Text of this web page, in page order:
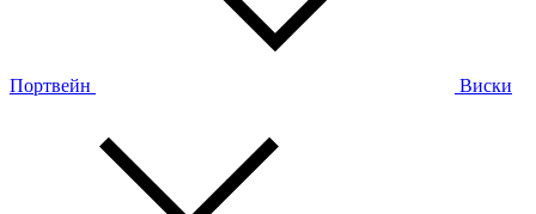
Портвейн Виски